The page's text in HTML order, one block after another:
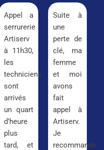
Appel a
serrurerie
Artiserv
à 11h30,
les
techniciens
sont
arrivés
un quart
d’heure
plus
tard, et
Suite à
une
perte de
clé, ma
femme
et moi
avons
fait
appel à
Artiserv.
Je
recommande